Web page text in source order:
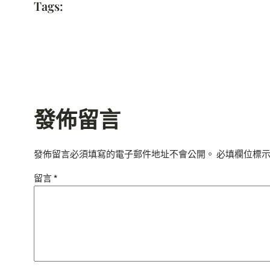
Tags:
發佈留言
發佈留言必須填寫的電子郵件地址不會公開。 必填欄位標
留言*